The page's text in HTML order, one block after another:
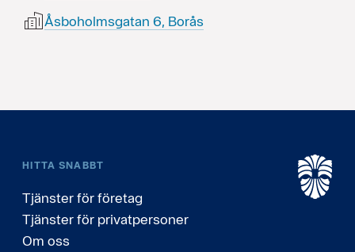
Åsboholmsgatan 6, Borås
HITTA SNABBT
Tjänster för företag
Tjänster för privatpersoner
Om oss